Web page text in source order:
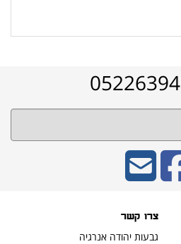
צרו קשר
גבעות יהודה אנרגיה